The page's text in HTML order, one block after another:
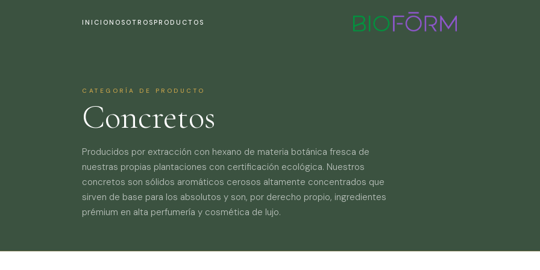
INICIONOSOTROSPRODUCTOS
CATEGORÍA DE PRODUCTO
Concretos
Producidos por extracción con hexano de materia botánica fresca de
nuestras propias plantaciones con certificación ecológica. Nuestros
concretos son sólidos aromáticos cerosos altamente concentrados que
sirven de base para los absolutos y son, por derecho propio, ingredientes
prémium en alta perfumería y cosmética de lujo.